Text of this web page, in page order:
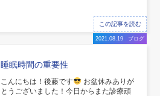
にクーラーがついていることがほとんど
ですよね！ クーラーの風は体全体を冷や
してしまい、筋肉の緊張を強めて血
この記事を読む
2021.08.19 ブログ
睡眠時間の重要性
こんにちは！後藤です
お盆休みありが
とうございました！今日からまた診療頑